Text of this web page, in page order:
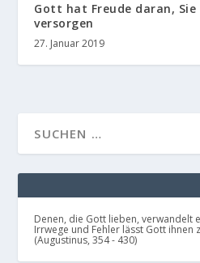
Gott hat Freude daran,
versorgen
27. Januar 2019
Denen, die Gott lieben, verwandelt
Irrwege und Fehler lässt Gott ihnen
(Augustinus, 354 - 430)